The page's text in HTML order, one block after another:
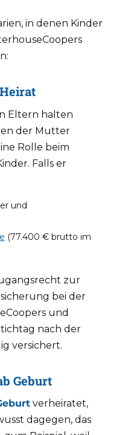
in denen Kinder
Eltern halten
der Mutter
Rolle beim
Falls er
und
(77.400 € brutto im
zur
bei der
und
nach der
versichert.
Geburt
verheiratet,
dagegen, das